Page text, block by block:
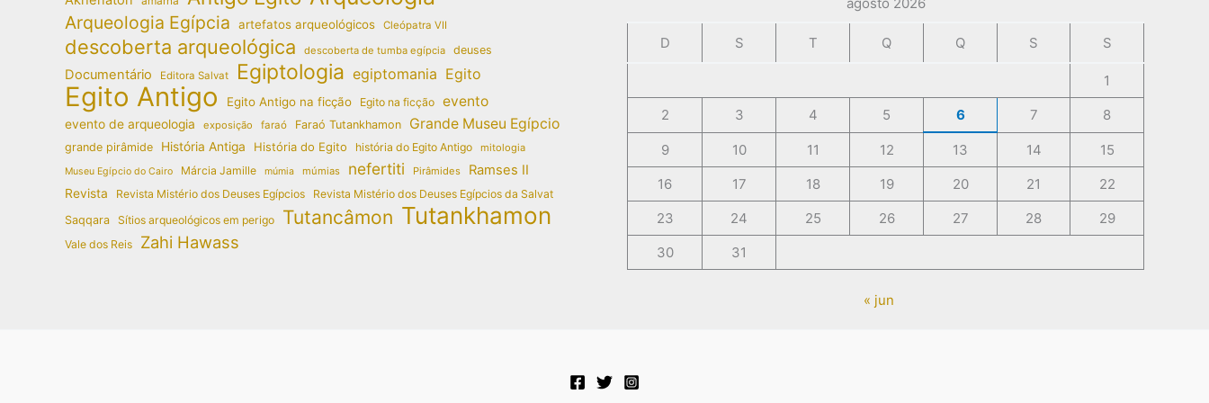
Arqueologia Egípcia artefatos arqueológicos Cleópatra VII
descoberta arqueológica descoberta de tumba egípcia deuses
Documentário Editora Salvat Egiptologia egiptomania Egito
Egito Antigo Egito Antigo na ficção Egito na ficção evento
evento de arqueologia exposição faraó Faraó Tutankhamon Grande Museu Egípcio
grande pirâmide História Antiga História do Egito história do Egito Antigo mitologia
Museu Egípcio do Cairo Márcia Jamille múmia múmias nefertiti Pirâmides Ramses II
Revista Revista Mistério dos Deuses Egípcios
Revista Mistério dos Deuses Egípcios da Salvat
Saqqara Sítios arqueológicos em perigo Tutancâmon Tutankhamon
Vale dos Reis Zahi Hawass
D S T Q Q S S
1
2
3 4 5 6 7 8
9 10 11 12 13 14
15
16
17 18 19 20 21
22
23
24 25 26 27 28
29
30
31
« jun